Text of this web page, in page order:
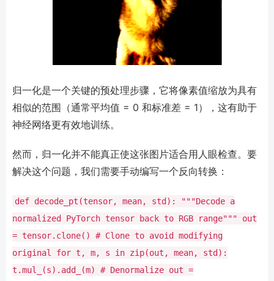
归一化是一个关键的预处理步骤，它将像素值缩放为具有
相似的范围（通常平均值 = 0 和标准差 = 1），这有助于
神经网络更有效地训练。
然而，归一化并不能真正使这张图片适合用人眼检查。要
解决这个问题，我们需要手动编写一个反向转换：
def decode_pt(tensor, mean, std):
"""Decode a
normalized PyTorch tensor back to RGB range"""
out
= tensor.clone() # Clone to avoid modifying
original
for t, m, s in zip(out, mean, std):
t.mul_(s).add_(m) # Denormalize out =